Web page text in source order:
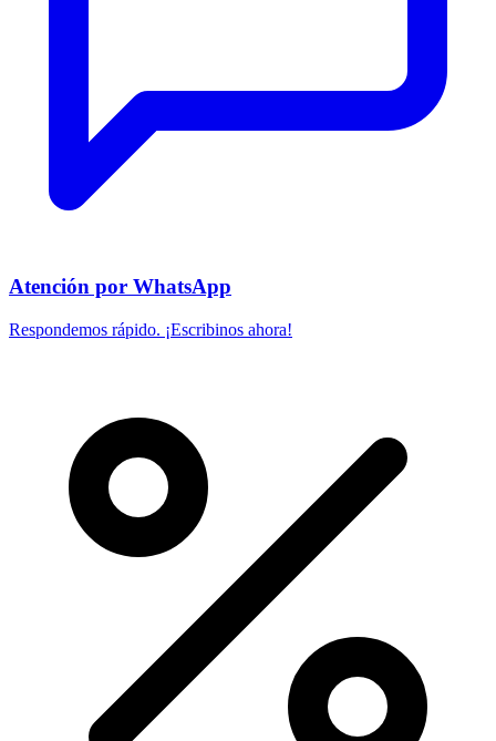
Atención por WhatsApp
Respondemos rápido. ¡Escribinos ahora!